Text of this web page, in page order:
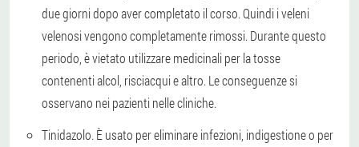
due giorni dopo aver completato il corso. Quindi i veleni
velenosi vengono completamente rimossi. Durante questo
periodo, è vietato utilizzare medicinali per la tosse
contenenti alcol, risciacqui e altro. Le conseguenze si
osservano nei pazienti nelle cliniche.
Tinidazolo. È usato per eliminare infezioni, indigestione o per